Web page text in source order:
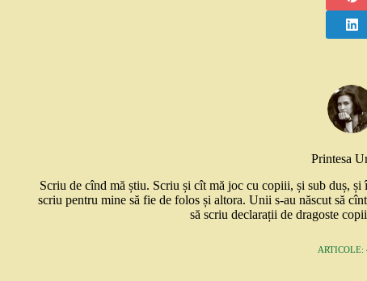
Printesa
Scriu de cînd mă știu. Scriu și cît mă joc cu copiii, și sub duș,
scriu pentru mine să fie de folos și altora. Unii s-au născut să
să scriu declarații de dragoste
ARTICOLE: